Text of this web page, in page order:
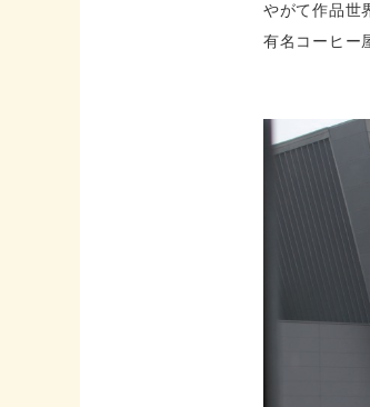
やがて作品世
有名コーヒー